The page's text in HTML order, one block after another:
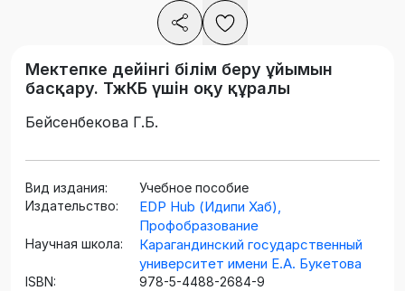
Мектепке дейінгі білім беру ұйымын
басқару. ТжКБ үшін оқу құралы
Бейсенбекова Г.Б.
Вид издания:
Учебное пособие
Издательство:
EDP Hub (Идипи Хаб),
Профобразование
Научная школа:
Карагандинский государственный
университет имени Е.А. Букетова
ISBN:
978-5-4488-2684-9